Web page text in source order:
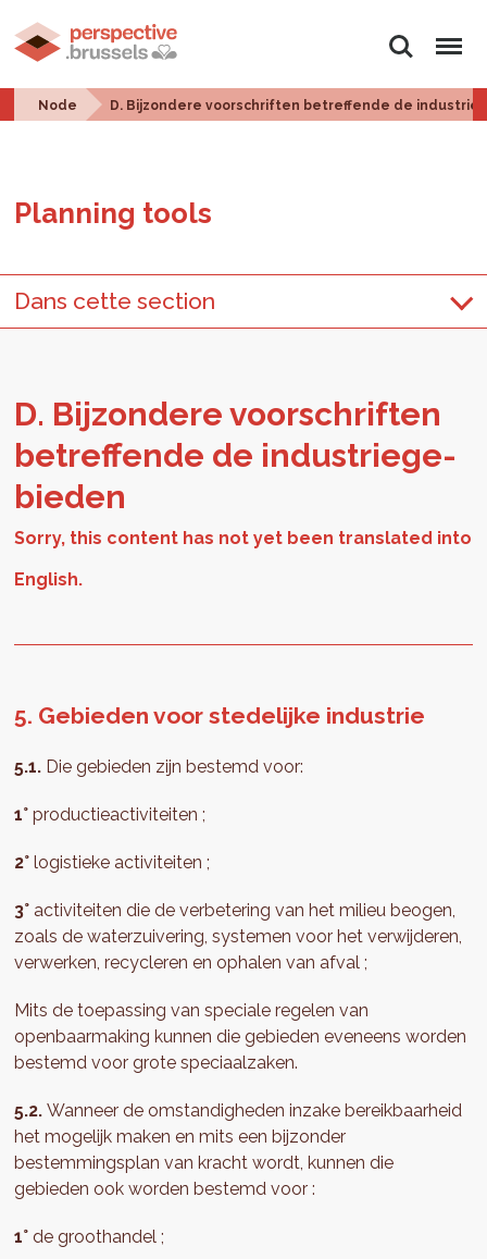
Search Menu
Node D. Bijzondere voorschriften betreffende de
Plan­ning tools
Dans cette section
D. Bi­j­zon­dere voorschriften
be­tr­e­f­fende de in­dus­triege­
bieden
5. Gebieden voor stedelijke industrie
5.1. Die gebieden zijn bestemd voor:
1°productieactiviteiten ;
2° logistieke activiteiten ;
3° activiteiten die de verbetering van het milieu beogen,
zoals de waterzuivering, systemen voor het verwijderen,
verwerken, recycleren en ophalen van afval ;
Mits de toepassing van speciale regelen van
openbaarmaking kunnen die gebieden eveneens worden
bestemd voor grote speciaalzaken.
5.2.Wanneer de omstandigheden inzake bereikbaarheid
het mogelijk maken en mits een bijzonder
bestemmingsplan van kracht wordt, kunnen die
gebieden ook worden bestemd voor :
1°de groothandel ;